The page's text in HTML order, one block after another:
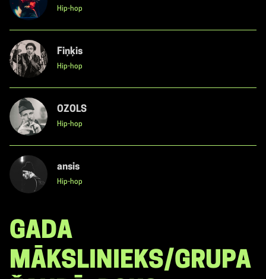
Hip-hop
Fiņķis
Hip-hop
OZOLS
Hip-hop
ansis
Hip-hop
GADA
MĀKSLINIEKS/GRUPA